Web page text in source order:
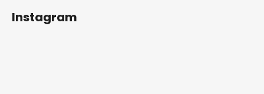
Instagram